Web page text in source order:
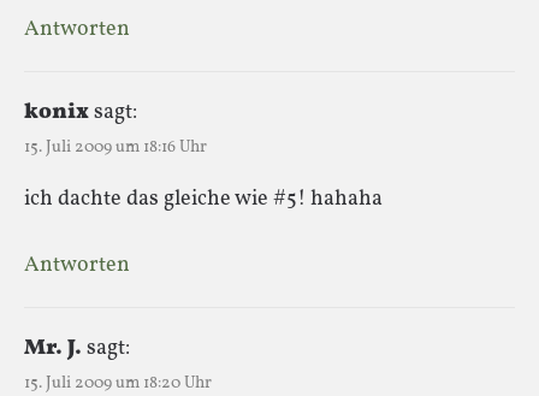
Antworten
konixsagt:
15. Juli 2009 um 18:16 Uhr
ich dachte das gleiche wie #5! hahaha
Antworten
Mr. J. sagt:
15. Juli 2009 um 18:20 Uhr